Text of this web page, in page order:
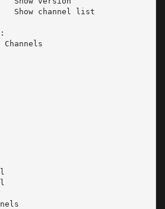
channel list